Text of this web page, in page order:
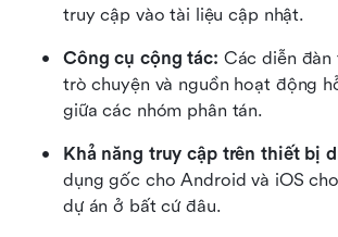
truy cập vào tài liệu cập nhật.
Công cụ cộng tác: Các diễn đàn
trò chuyện và nguồn hoạt động
giữa các nhóm phân tán.
Khả năng truy cập trên thiết bị
dụng gốc cho Android và iOS
dự án ở bất cứ đâu.